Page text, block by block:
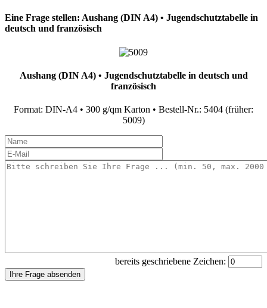
Eine Frage stellen: Aushang (DIN A4) • Jugendschutztabelle in
deutsch und französisch
Aushang (DIN A4) • Jugendschutztabelle in deutsch und
französisch
Format: DIN-A4 • 300 g/qm Karton • Bestell-Nr.: 5404 (früher:
5009)
bereits geschriebene Zeichen:
Ihre Frage absenden